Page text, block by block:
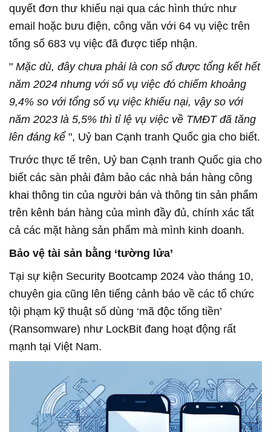
quyết đơn thư khiếu nại qua các hình thức như
email hoặc bưu điện, công văn với 64 vụ việc trên
tổng số 683 vụ việc đã được tiếp nhận.
" Mặc dù, đây chưa phải là con số được tổng kết hết
năm 2024 nhưng với số vụ việc đó chiếm khoảng
9,4% so với tổng số vụ việc khiếu nại, vậy so với
năm 2023 là 5,5% thì tỉ lệ vụ việc về TMĐT đã tăng
lên đáng kể ", Uỷ ban Cạnh tranh Quốc gia cho biết.
Trước thực tế trên, Uỷ ban Cạnh tranh Quốc gia cho
biết các sàn phải đảm bảo các nhà bán hàng công
khai thông tin của người bán và thông tin sản phẩm
trên kênh bán hàng của mình đầy đủ, chính xác tất
cả các mặt hàng sản phẩm mà mình kinh doanh.
Bảo vệ tài sản bằng ‘tường lửa’
Tại sự kiện Security Bootcamp 2024 vào tháng 10,
chuyên gia cũng lên tiếng cảnh báo về các tổ chức
tội phạm kỹ thuật số dùng ‘mã độc tống tiền’
(Ransomware) như LockBit đang hoạt động rất
mạnh tại Việt Nam.